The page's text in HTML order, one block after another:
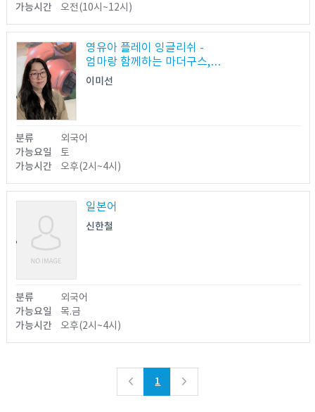
가능시간 오전(10시~12시)
영유아 플레이 잉글리쉬 -
엄마랑 함께하는 마더구스,
핑거플레이 액션송을 중심으로
이미선
열람가능
분류 외국어
가능요일 토
가능시간 오후(2시~4시)
일본어
신한철
열람불가
분류 외국어
가능요일 목.금
가능시간 오후(2시~4시)
1